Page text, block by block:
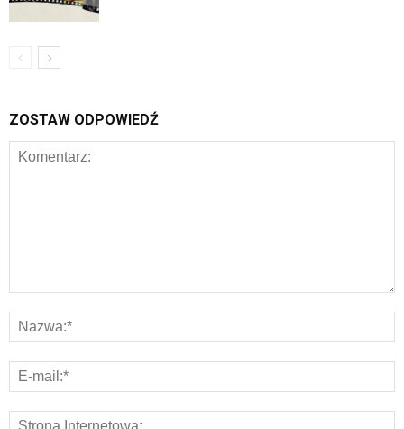
ZOSTAW ODPOWIEDŹ